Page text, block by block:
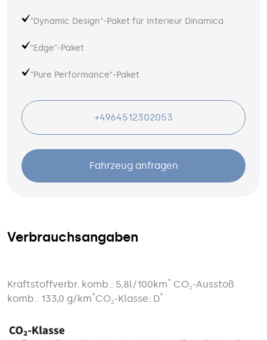
"Dynamic Design"-Paket für Interieur Dinamica
"Edge"-Paket
"Pure Performance"-Paket
+4964512302053
Fahrzeug anfragen
Verbrauchsangaben
Kraftstoffverbr. komb.: 5,8l/100km* CO₂-Ausstoß
komb.: 133,0 g/km*CO₂-Klasse: D*